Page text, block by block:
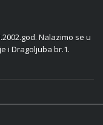
Nalazimo se u
i Dragoljuba br.1.